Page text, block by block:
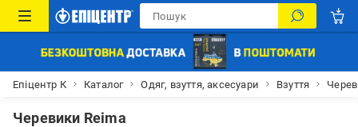
Епіцентр К Каталог Одяг, взуття, аксесуари Взуття
Черевики Reima